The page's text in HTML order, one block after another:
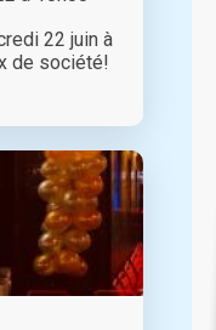
22 juin à
de société!